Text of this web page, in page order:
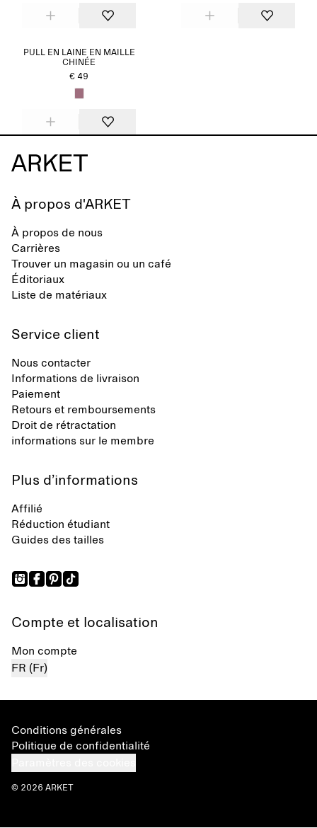
PULL EN LAINE EN MAILLE
CHINÉE
€ 49
À propos d'ARKET
À propos de nous
Carrières
Trouver un magasin ou un café
Éditoriaux
Liste de matériaux
Service client
Nous contacter
Informations de livraison
Paiement
Retours et remboursements
Droit de rétractation
informations sur le membre
Plus d’informations
Affilié
Réduction étudiant
Guides des tailles
Compte et localisation
Mon compte
FR (Fr)
Conditions générales
Politique de confidentialité
© 2026 ARKET